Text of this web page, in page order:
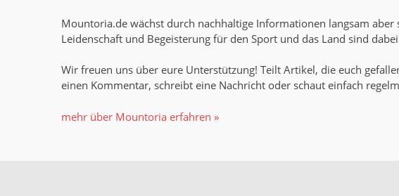
Mountoria.de wächst durch nachhaltige Informationen langsam aber
Leidenschaft und Begeisterung für den Sport und das Land sind
Wir freuen uns über eure Unterstützung! Teilt Artikel, die euch
einen Kommentar, schreibt eine Nachricht oder schaut einfach
mehr über Mountoria erfahren »